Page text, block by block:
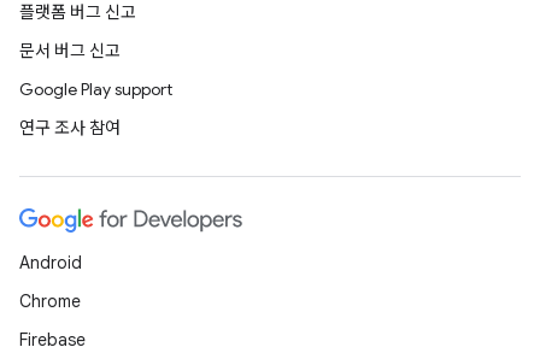
플랫폼 버그 신고
문서 버그 신고
Google Play support
연구 조사 참여
Android
Chrome
Firebase